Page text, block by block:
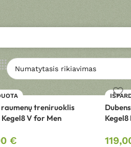
raumenų treniruoklis
V for Men
€